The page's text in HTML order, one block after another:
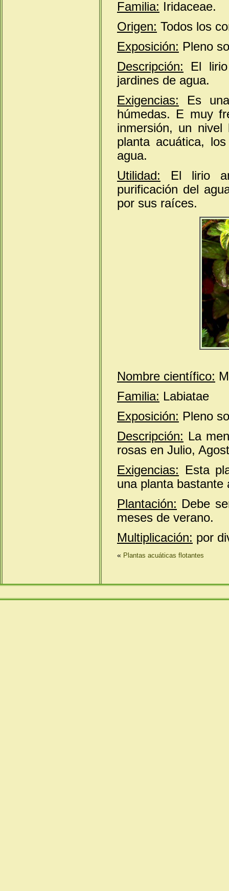
Familia: Iridaceae.
Origen: Todos los
Exposición: Pleno
Descripción: El
jardines de agua.
Exigencias: Es
húmedas. E muy
inmersión, un
planta acuática,
agua.
Utilidad: El lirio
purificación del
por sus raíces.
Nombre científico:
Familia: Labiatae
Exposición: Pleno
Descripción: La
rosas en Julio,
Exigencias: Esta
una planta bastante
Plantación: Debe
meses de verano.
Multiplicación: por
« Plantas acuáticas flotantes